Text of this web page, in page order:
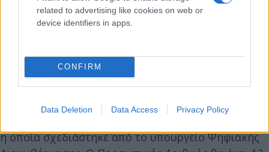
related to advertising like cookies on web or
device identifiers in apps.
CONFIRM
Data Deletion Data Access Privacy Policy
Υπενθυμίζεται ότι ο Προσωπικός Αριθμός
αναμένεται μέσα στον Μάιο και θα χορηγείται
η οποία σχεδιάστηκε από το υπουργείο Ψηφιακής